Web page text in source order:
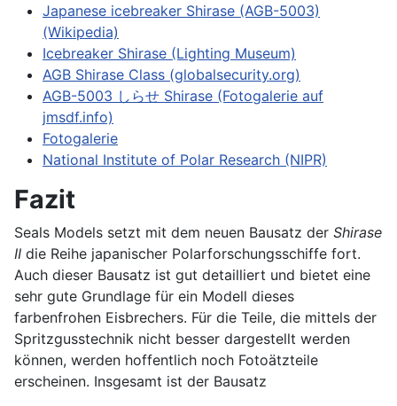
Japanese icebreaker Shirase (AGB-5003)
(Wikipedia)
Icebreaker Shirase (Lighting Museum)
AGB Shirase Class (globalsecurity.org)
AGB-5003 しらせ Shirase (Fotogalerie auf
jmsdf.info)
Fotogalerie
National Institute of Polar Research (NIPR)
Fazit
Seals Models setzt mit dem neuen Bausatz der Shirase
II die Reihe japanischer Polarforschungsschiffe fort.
Auch dieser Bausatz ist gut detailliert und bietet eine
sehr gute Grundlage für ein Modell dieses
farbenfrohen Eisbrechers. Für die Teile, die mittels der
Spritzgusstechnik nicht besser dargestellt werden
können, werden hoffentlich noch Fotoätzteile
erscheinen. Insgesamt ist der Bausatz